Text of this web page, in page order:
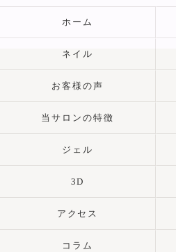
ホーム
ネイル
お客様の声
当サロンの特徴
ジェル
3D
アクセス
コラム